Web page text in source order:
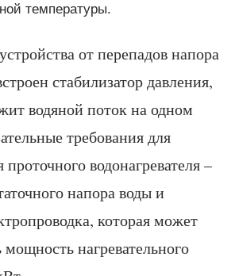
температуры.
от перепадов напора
стабилизатор давления,
водяной поток на одном
требования для
водонагревателя –
напора воды и
которая может
нагревательного